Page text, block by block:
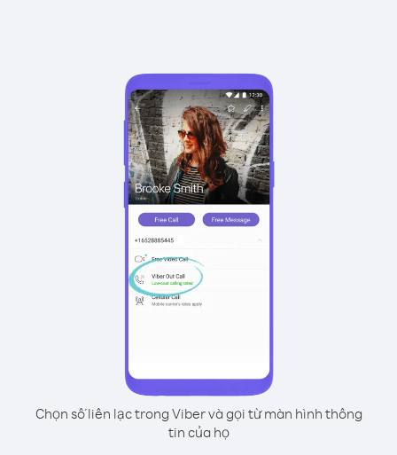
Chọn số liên lạc trong Viber và gọi từ màn hình thông
tin của họ